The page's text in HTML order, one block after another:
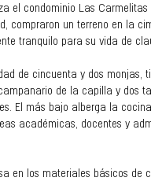
el condominio Las
compraron un terreno en la
tranquilo para su vida de
de cincuenta y dos monjas,
de la capilla y dos
El más bajo alberga la
académicas, docentes y
en los materiales básicos de